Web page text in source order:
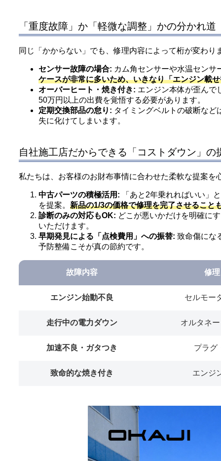
「重度故障」か「軽微な調整」かの分かれ道
同じ「かからない」でも、修理内容によって桁が変わり
センサー故障の場合: カム角センサーや水温センサ
ケースが非常に多いため、いきなり「エンジン載
オーバーヒート・焼き付き: エンジン本体が歪んで
50万円以上の出費を覚悟する必要があります。
定期交換部品の怠り: タイミングベルトの破断など
失に化けてしまいます。
自社施工店だからできる「コストダウン」の
私たちは、お客様のお財布事情に合わせた柔軟な提案を
中古パーツの積極活用: 「あと2年乗れればいい」
を提案。 新品の1/3の価格で修理を完了させること
診断のみの対応もOK: どこが悪いかだけを明確に
いただけます。
早期発見による「点検費用」への振替: 致命傷にな
予防整備こそが真の節約です。
故障内容 修
エンジン始動不良 セルモー
走行中の電力ダウン オルタネ
加速不良・ガタつき プラグ
致命的な焼き付き エンジ